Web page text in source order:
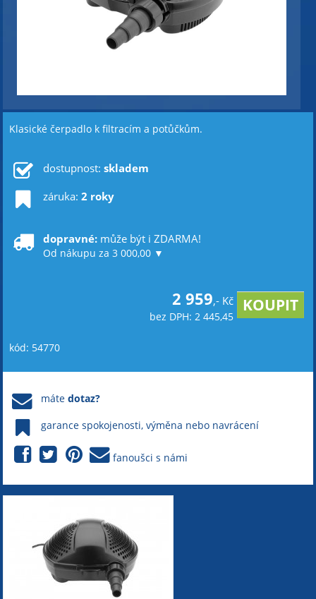
Klasické čerpadlo k filtracím a potůčkům.
dostupnost: skladem
záruka: 2 roky
dopravné: může být i ZDARMA!
Od nákupu za 3 000,00 ▼
2 959,- Kč
bez DPH: 2 445,45
kód: 54770
mátedotaz?
garance spokojenosti, výměna nebo navrácení
fanoušci s námi